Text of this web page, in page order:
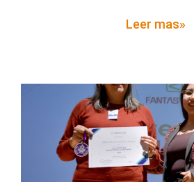
Leer mas»